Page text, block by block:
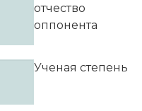
отчество
оппонента
Ученая степень